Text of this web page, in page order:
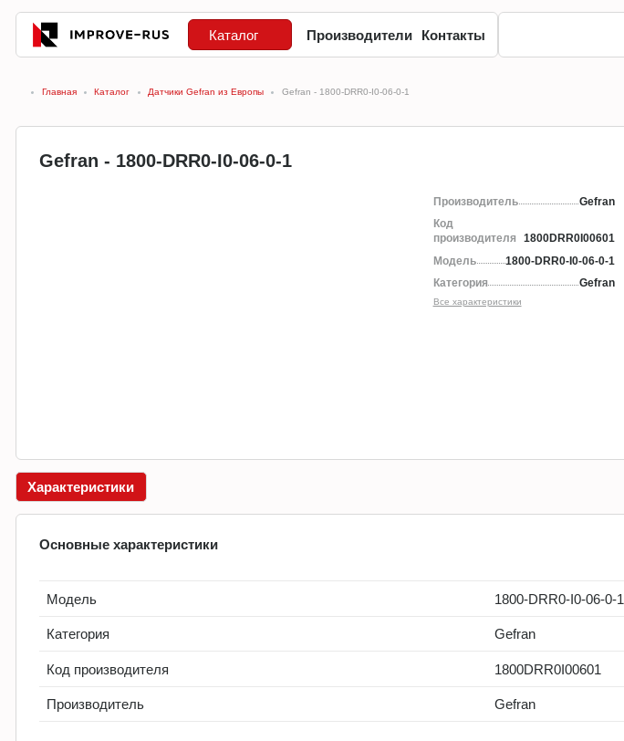
Каталог Производители Контакты
Главная Каталог Датчики Gefran из Европы Gefran - 1800-DRR0-I0-06-0-1
Gefran - 1800-DRR0-I0-06-0-1
Производитель
Gefran
Код
производителя
1800DRR0I00601
Модель
1800-DRR0-I0-06-0-1
Категория
Gefran
Все характеристики
Характеристики
Основные характеристики
Модель 1800-DRR0-I0-06-0-1
Категория Gefran
Код производителя 1800DRR0I00601
Производитель Gefran